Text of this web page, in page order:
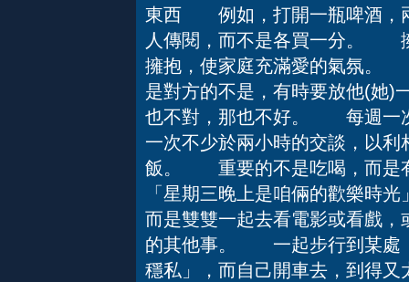
東西 例如，打開一瓶啤酒，
人傳閱，而不是各買一分。
擁抱，使家庭充滿愛的氣氛
是對方的不是，有時要放他(她)
也不對，那也不好。 每週一
一次不少於兩小時的交談，以
飯。 重要的不是吃喝，而
「星期三晚上是咱倆的歡樂時
而是雙雙一起去看電影或看戲
的其他事。 一起步行到某處
穩私」，而自己開車去，到得